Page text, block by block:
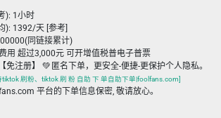
): 1小时
): 1392/天 [参考]
同链接累计)
用 超过3,000元 可开增值税普电子普票
免注册】 💚 匿名下单，更安全-便捷-更保护个人隐私。
tiktok 刷粉、tiktok 刷 粉 自助 下 单自助下单|foolfans.com]
平台的下单信息保密, 敬请放心。